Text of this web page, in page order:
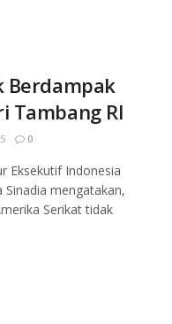
Berdampak
Tambang RI
0
Eksekutif Indonesia
mengatakan,
Serikat tidak